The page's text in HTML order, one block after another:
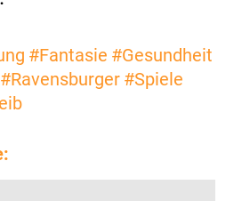
#Fantasie #Gesundheit
#Ravensburger #Spiele